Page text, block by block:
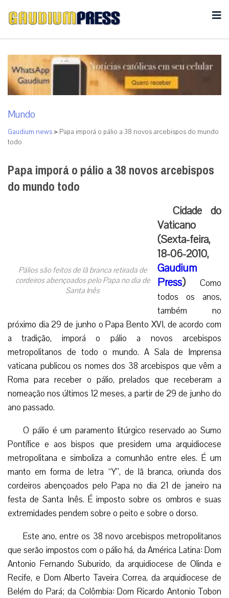
Mundo
Gaudium news > Papa imporá o pálio a 38 novos arcebispos do mundo
todo
Papa imporá o pálio a 38 novos arcebispos
do mundo todo
Pálios são feitos de lã branca retirada de
cordeiros abençoados pelo Papa no dia de
Santa Inês
Cidade do
Vaticano
(Sexta-feira,
18-06-2010,
Gaudium
Press) Como
todos os anos,
também no
próximo dia 29 de junho o Papa Bento XVI, de acordo com
a tradição, imporá o pálio a novos arcebispos
metropolitanos de todo o mundo. A Sala de Imprensa
vaticana publicou os nomes dos 38 arcebispos que vêm a
Roma para receber o pálio, prelados que receberam a
nomeação nos últimos 12 meses, a partir de 29 de junho do
ano passado.
O pálio é um paramento litúrgico reservado ao Sumo
Pontífice e aos bispos que presidem uma arquidiocese
metropolitana e simboliza a comunhão entre eles. É um
manto em forma de letra “Y”, de lã branca, oriunda dos
cordeiros abençoados pelo Papa no dia 21 de janeiro na
festa de Santa Inês. É imposto sobre os ombros e suas
extremidades pendem sobre o peito e sobre o dorso.
Este ano, entre os 38 novo arcebispos metropolitanos
que serão impostos com o pálio há, da América Latina: Dom
Antonio Fernando Suburido, da arquidiocese de Olinda e
Recife, e Dom Alberto Taveira Correa, da arquidiocese de
Belém do Pará; da Colômbia: Dom Ricardo Antonio Tobon